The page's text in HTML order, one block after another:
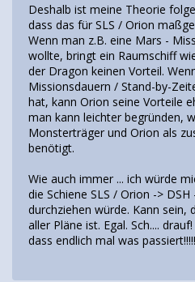
Deshalb ist meine Theorie
dass das für SLS / Orion
Wenn man z.B. eine Mars -
wollte, bringt ein Raumschiff
der Dragon keinen Vorteil.
Missionsdauern / Stand-by-
hat, kann Orion seine Vorteile
man kann leichter begründen,
Monsterträger und Orion als
benötigt.
Wie auch immer ... ich würde
die Schiene SLS / Orion ->
durchziehen würde. Kann sein,
aller Pläne ist. Egal. Sch....
dass endlich mal was